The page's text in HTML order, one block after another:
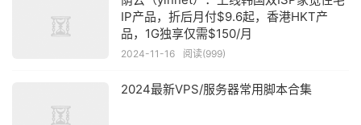
IP产品，折后月付$9.6起，香港HKT产
品，1G独享仅需$150/月
2024-11-16 阅读(999)
2024最新VPS/服务器常用脚本合集